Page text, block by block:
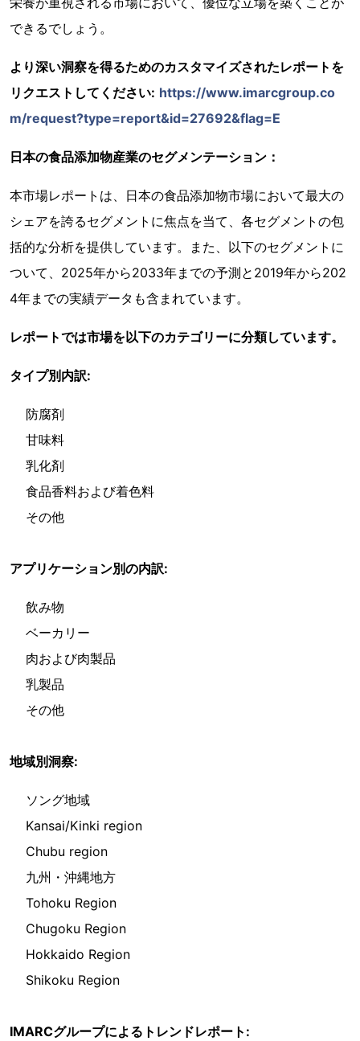
できるでしょう。
より深い洞察を得るためのカスタマイズされたレポートを
リクエストしてください: https://www.imarcgroup.co
m/request?type=report&id=27692&flag=E
日本の食品添加物産業のセグメンテーション：
本市場レポートは、日本の食品添加物市場において最大の
シェアを誇るセグメントに焦点を当て、各セグメントの包
括的な分析を提供しています。また、以下のセグメントに
ついて、2025年から2033年までの予測と2019年から202
4年までの実績データも含まれています。
レポートでは市場を以下のカテゴリーに分類しています。
タイプ別内訳:
防腐剤
甘味料
乳化剤
食品香料および着色料
その他
アプリケーション別の内訳:
飲み物
ベーカリー
肉および肉製品
乳製品
その他
地域別洞察:
ソング地域
Kansai/Kinki region
Chubu region
九州・沖縄地方
Tohoku Region
Chugoku Region
Hokkaido Region
Shikoku Region
IMARCグループによるトレンドレポート: